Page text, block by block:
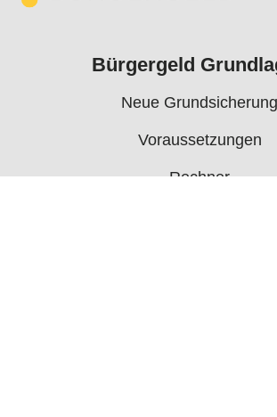
Bürgergeld
Neue Grundsicherung
Voraussetzungen
Rechner